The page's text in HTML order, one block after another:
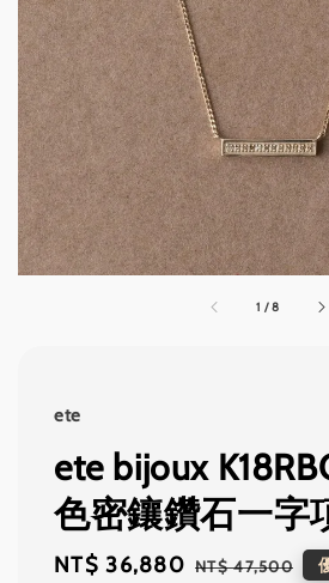
1 /8
ete
ete bijoux
色密鑲鑽石一字
Sale
NT$ 36,880 Regular
NT$ 47,500